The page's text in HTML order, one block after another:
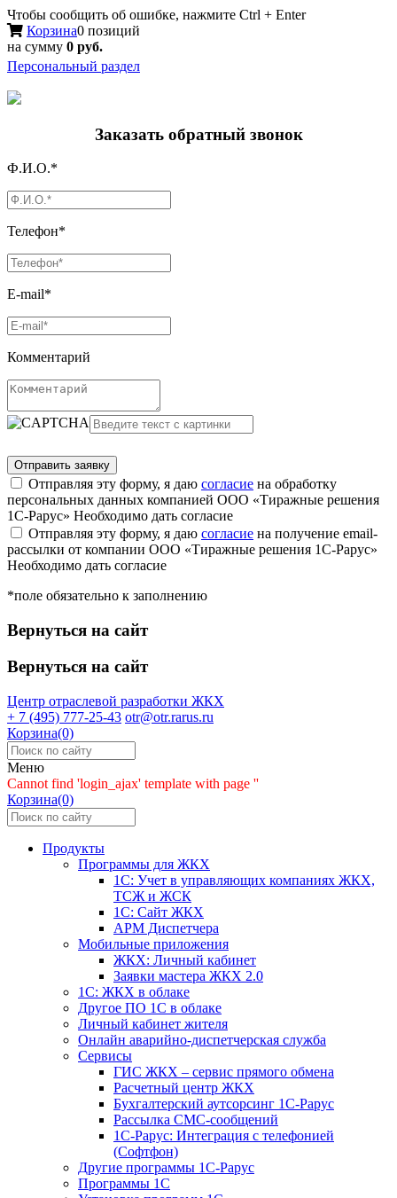
Чтобы сообщить об ошибке, нажмите Ctrl + Enter
Корзина0 позиций
на сумму 0 руб.
Персональный раздел
Заказать обратный звонок
Ф.И.О.*
Телефон*
E-mail*
Комментарий
Отправляя эту форму, я даю согласие на обработку
персональных данных компанией ООО «Тиражные решения
1С-Рарус» Необходимо дать согласие
Отправляя эту форму, я даю согласие на получение email-
рассылки от компании ООО «Тиражные решения 1С-Рарус»
Необходимо дать согласие
*поле обязательно к заполнению
Вернуться на сайт
Вернуться на сайт
Центр отраслевой разработки ЖКХ
+ 7 (495) 777-25-43 otr@otr.rarus.ru
Корзина(0)
Меню
Cannot find 'login_ajax' template with page ''
Корзина(0)
Продукты
Программы для ЖКХ
1С: Учет в управляющих компаниях ЖКХ,
ТСЖ и ЖСК
1С: Сайт ЖКХ
АРМ Диспетчера
Мобильные приложения
ЖКХ: Личный кабинет
Заявки мастера ЖКХ 2.0
1С: ЖКХ в облаке
Другое ПО 1С в облаке
Личный кабинет жителя
Онлайн аварийно-диспетчерская служба
Сервисы
ГИС ЖКХ – сервис прямого обмена
Расчетный центр ЖКХ
Бухгалтерский аутсорсинг 1С-Рарус
Рассылка СМС-сообщений
1С-Рарус: Интеграция с телефонией
(Софтфон)
Другие программы 1С-Рарус
Программы 1С